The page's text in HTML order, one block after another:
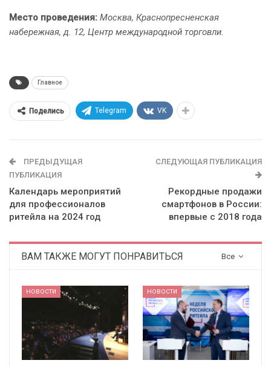
Место проведения: Москва, Краснопресненская
набережная, д. 12, Центр международной торговли.
Главное
Поделись Telegram VK
ПРЕДЫДУЩАЯ
ПУБЛИКАЦИЯ
Календарь мероприятий
для профессионалов
ритейла на 2024 год
СЛЕДУЮЩАЯ ПУБЛИКАЦИЯ
Рекордные продажи
смартфонов в России:
впервые с 2018 года
Все
ВАМ ТАКЖЕ МОГУТ ПОНРАВИТЬСЯ
НОВОСТИ НОВОСТИ